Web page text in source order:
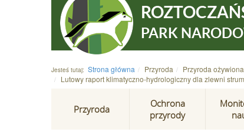
PARK
Jesteś tutaj: Strona główna Przyroda Przyroda ożywiona
Lutowy raport klimatyczno-hydrologiczny dla zlewni
Przyroda
Ochrona
przyrody